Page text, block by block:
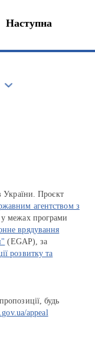
Наступна
України. Проєкт
агентством з
у межах програми
врядування
(EGAP), за
розвитку та
будь
appeal